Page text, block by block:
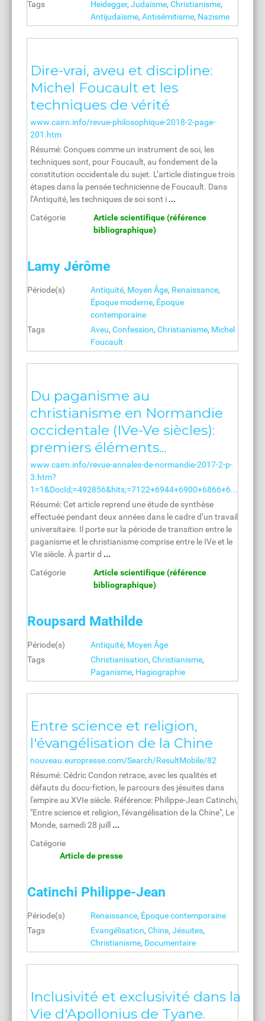
Tags
Heidegger, Judaïsme, Christianisme,
Antijudaïsme, Antisémitisme, Nazisme
Dire-vrai, aveu et discipline:
Michel Foucault et les
techniques de vérité
www.cairn.info/revue-philosophique-2018-2-page-
201.htm
Résumé: Conçues comme un instrument de soi, les
techniques sont, pour Foucault, au fondement de la
constitution occidentale du sujet. L’article distingue trois
étapes dans la pensée technicienne de Foucault. Dans
l’Antiquité, les techniques de soi sont i ...
Catégorie
Article scientifique (référence
bibliographique)
Lamy Jérôme
Période(s) Antiquité, Moyen Âge, Renaissance,
Époque moderne, Époque
contemporaine
Tags
Aveu, Confession, Christianisme, Michel
Foucault
Du paganisme au
christianisme en Normandie
occidentale (IVe-Ve siècles):
premiers éléments...
www.cairn.info/revue-annales-de-normandie-2017-2-p-
3.htm?
1=1&DocId;=492856&hits;=7122+6944+6900+6866+6...
Résumé: Cet article reprend une étude de synthèse
effectuée pendant deux années dans le cadre d’un travail
universitaire. Il porte sur la période de transition entre le
paganisme et le christianisme comprise entre le IVe et le
VIe siècle. À partir d ...
Catégorie
Article scientifique (référence
bibliographique)
Roupsard Mathilde
Période(s) Antiquité, Moyen Âge
Tags
Christianisation, Christianisme,
Paganisme, Hagiographie
Entre science et religion,
l'évangélisation de la Chine
nouveau.europresse.com/Search/ResultMobile/82
Résumé: Cédric Condon retrace, avec les qualités et
défauts du docu-fiction, le parcours des jésuites dans
l'empire au XVIe siècle. Référence: Philippe-Jean Catinchi,
"Entre science et religion, l'évangélisation de la Chine", Le
Monde, samedi 28 juill ...
Catégorie
Article de presse
Catinchi Philippe-Jean
Période(s) Renaissance, Époque contemporaine
Tags
Evangélisation, Chine, Jésuites,
Christianisme, Documentaire
Inclusivité et exclusivité dans la
Vie d'Apollonius de Tyane.